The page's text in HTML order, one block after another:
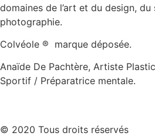
domaines de l’art et du design,
photographie.
Colvéole ® marque déposée.
Anaïde De Pachtère, Artiste
Sportif / Préparatrice mentale.
© 2020 Tous droits réservés